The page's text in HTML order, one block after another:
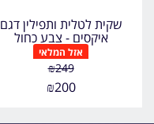
שקית לטלית ותפילין דגם
איקסים - צבע כחול
אזל המלאי
₪249
₪200